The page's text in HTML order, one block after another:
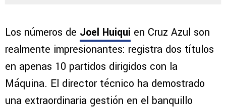
Los números de Joel Huiqui en Cruz Azul son
realmente impresionantes: registra dos títulos
en apenas 10 partidos dirigidos con la
Máquina. El director técnico ha demostrado
una extraordinaria gestión en el banquillo